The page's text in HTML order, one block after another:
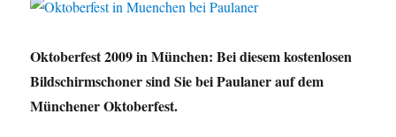
Oktoberfest 2009 in München: Bei diesem kostenlosen
Bildschirmschoner sind Sie bei Paulaner auf dem
Münchener Oktoberfest.